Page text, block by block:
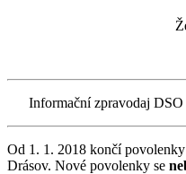
Informační zpravodaj
Od 1. 1. 2018 končí
Drásov. Nové povolenky se